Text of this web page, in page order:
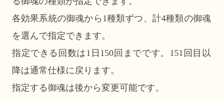
各効果系統の御魂から1種類ずつ、計4種類の御魂
を選んで指定できます。
指定できる回数は1日150回までです。151回目以
降は通常仕様に戻ります。
指定する御魂は後から変更可能です。